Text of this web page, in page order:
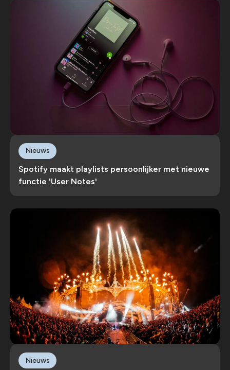
Spotify maakt playlists persoonlijker met nieuwe
functie 'User Notes'
Nieuws
Nieuws